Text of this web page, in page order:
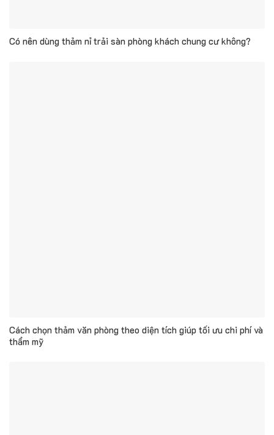
Có nên dùng thảm nỉ trải sàn phòng khách chung cư không?
Cách chọn thảm văn phòng theo diện tích giúp tối ưu chi phí và
thẩm mỹ